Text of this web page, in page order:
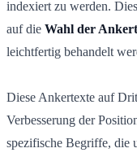
indexiert zu werden.
auf die Wahl der
leichtfertig behandelt
Diese Ankertexte auf
Verbesserung der
spezifische Begriffe, die